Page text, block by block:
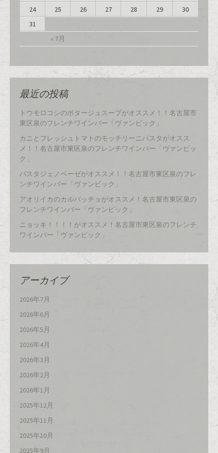
« 7月
24
25 26 27 28 29
30
31
最近の投稿
トウモロコシのポタージュスープがオススメ！！名古屋市
東区泉のフレンチワインバー「ヴァンビック」
カニとフレッシュトマトのモッチリーニパスタがオスス
メ！！名古屋市東区泉のフレンチワインバー「ヴァンビッ
ク」
パスタジェノベーゼがオススメ！！名古屋市東区泉のフレ
ンチワインバー「ヴァンビック」
アオリイカのカルパッチョがオススメ！名古屋市東区泉の
フレンチワインバー「ヴァンビック」
ニョッキ！！！！がオススメ！名古屋市東区泉のフレンチ
ワインバー「ヴァンビック」
アーカイブ
2026年7月
2026年6月
2026年5月
2026年4月
2026年3月
2026年2月
2026年1月
2025年12月
2025年11月
2025年10月
2025年9月